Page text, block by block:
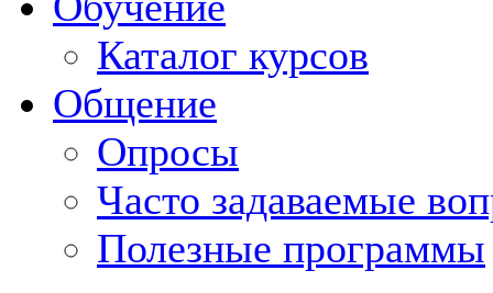
Каталог курсов
Общение
Опросы
Часто задаваемые
Полезные программы